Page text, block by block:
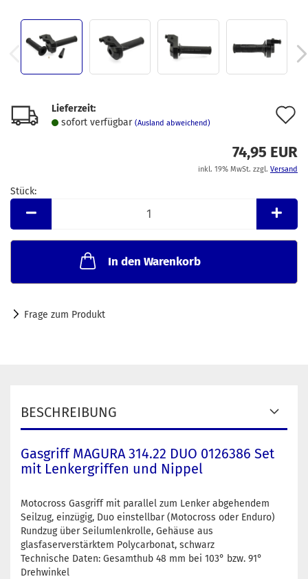
Lieferzeit:
sofort verfügbar (Ausland abweichend)
74,95 EUR
inkl. 19% MwSt. zzgl. Versand
Stück:
Stück
In den Warenkorb
Frage zum Produkt
BESCHREIBUNG
Gasgriff MAGURA 314.22 DUO 0126386 Set
mit Lenkergriffen und Nippel
Motocross Gasgriff mit parallel zum Lenker abgehendem
Seilzug, einzügig, Duo einstellbar (Motocross oder Enduro)
Rundzug über Seilumlenkrolle, Gehäuse aus
glasfaserverstärktem Polycarbonat, schwarz
Technische Daten: Gesamthub 48 mm bei 103° bzw. 91°
Drehwinkel